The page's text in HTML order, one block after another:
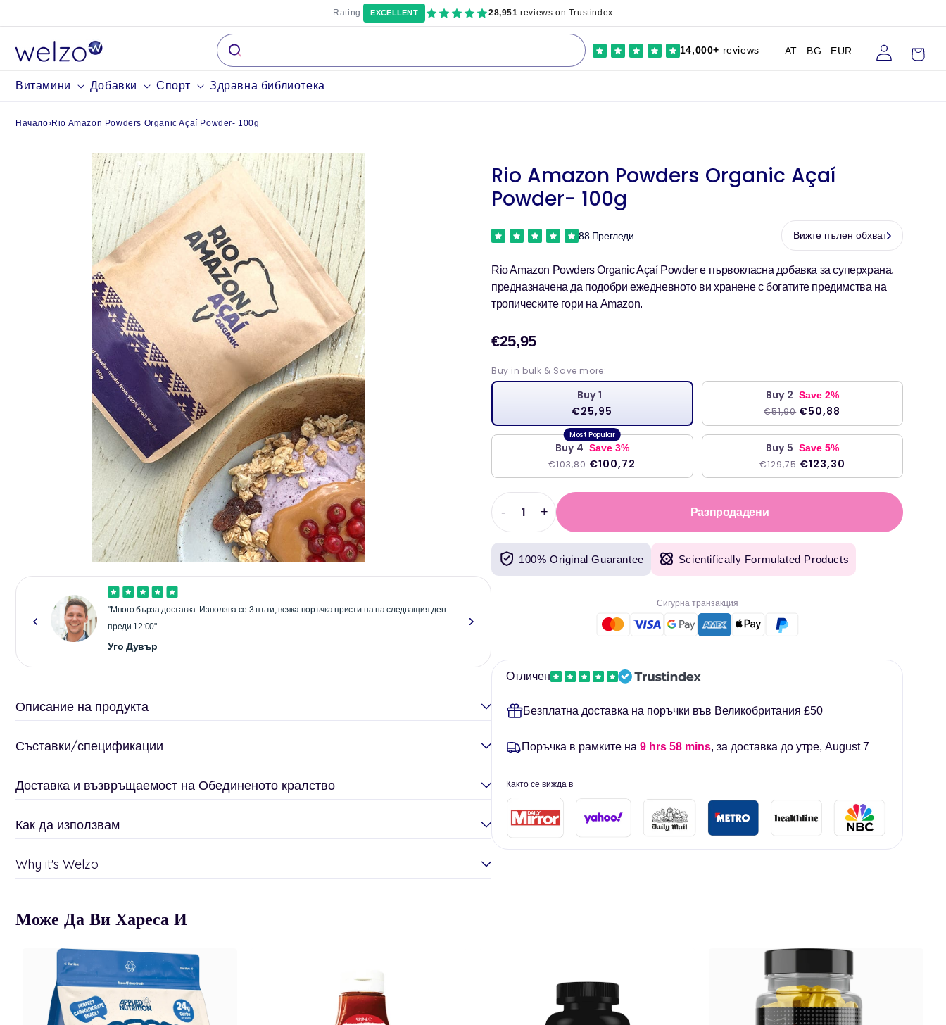
Витамини Добавки Спорт Здравна библиотека
14,000+ reviews AT BG EUR Влезте Количка
Rating: EXCELLENT 28,951 reviews on Trustindex
Начало›Rio Amazon Powders Organic Açaí Powder- 100g
"Много бърза доставка. Използва се 3 пъти, всяка поръчка пристигна на следващия ден
преди 12:00"
Уго Дувър
"Надеждни и оригинални продукти, с бърза доставка на следващия ден. Използвам Welzo
вече повече от година."
Описание на продукта
Съставки/спецификации
Доставка и възвръщаемост на Обединеното кралство
Как да използвам
Why it's Welzo
Rio Amazon Powders Organic Açaí
Powder- 100g
88 Прегледи Вижте пълен обхват
Rio Amazon Powders Organic Açaí Powder е първокласна добавка за суперхрана,
предназначена да подобри ежедневното ви хранене с богатите предимства на
тропическите гори на Amazon.
€25,95Продажна
цена
Buy in bulk & Save more:
Buy 1
€25,95
Buy 2 Save 2%
€51,90 €50,88
Buy 4 Save 3%
€103,80 €100,72
Buy 5 Save 5%
€129,75 €123,30
Намаляване
на
количеството
за
Rio
-
Увеличете
количеството
Rio
Amazon
+ Разпродадени
100% Original Guarantee Scientifically Formulated Products
Сигурна транзакция
Отличен
Безплатна доставка на поръчки във Великобритания £50
Поръчка в рамките на 9 hrs 58 mins, за доставка до утре, August 7
Както се вижда в
Може Да Ви Хареса И